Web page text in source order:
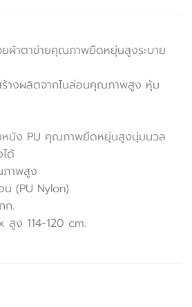
ผ้าตาข่ายคุณภาพยืดหยุ่นสูงระบาย
างผลิตจากไนล่อนคุณภาพสูง หุ้ม
หนัง PU คุณภาพยืดหยุ่นสูงนุ่มนวล
ด้
ภาพสูง
(PU Nylon)
ก.
ง 114-120 cm.